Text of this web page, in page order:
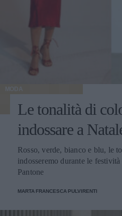
MODA
Le tonalità di
indossare a
Rosso, verde, bianco e blu, le
indosseremo durante le
Pantone
MARTA FRANCESCA PULVIRENTI